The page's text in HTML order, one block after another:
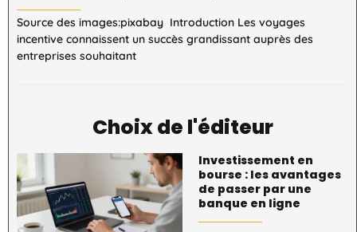
Source des images:pixabay Introduction Les voyages
incentive connaissent un succès grandissant auprès des
entreprises souhaitant
Choix de l'éditeur
Investissement en
bourse : les avantages
de passer par une
banque en ligne